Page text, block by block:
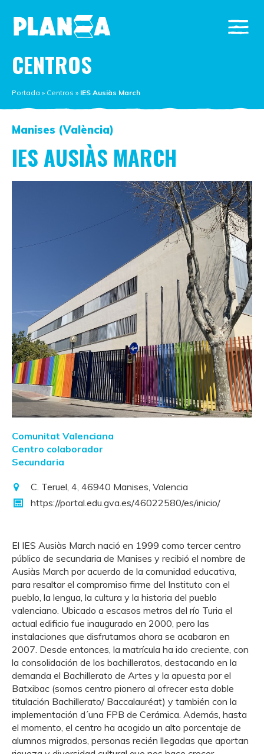
CENTROS
Portada » Centros » IES Ausiàs March
Manises (València)
IES AUSIÀS MARCH
Comunitat Valenciana
Centro colaborador
Secundaria
C. Teruel, 4, 46940 Manises, Valencia
https://portal.edu.gva.es/46022580/es/inicio/
El IES Ausiàs March nació en 1999 como tercer centro
público de secundaria de Manises y recibió el nombre de
Ausiàs March por acuerdo de la comunidad educativa,
para resaltar el compromiso firme del Instituto con el
pueblo, la lengua, la cultura y la historia del pueblo
valenciano. Ubicado a escasos metros del río Turia el
actual edificio fue inaugurado en 2000, pero las
instalaciones que disfrutamos ahora se acabaron en
2007. Desde entonces, la matrícula ha ido creciente, con
la consolidación de los bachilleratos, destacando en la
demanda el Bachillerato de Artes y la apuesta por el
Batxibac (somos centro pionero al ofrecer esta doble
titulación Bachillerato/ Baccalauréat) y también con la
implementación d´una FPB de Cerámica. Además, hasta
el momento, el centro ha acogido un alto porcentaje de
alumnos migrados, personas recién llegadas que aportan